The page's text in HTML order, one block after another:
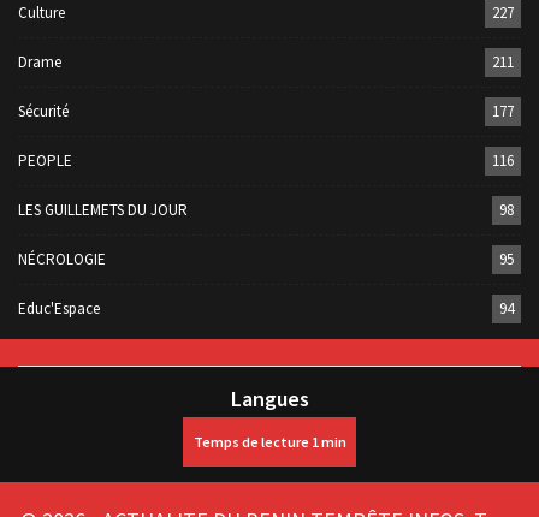
Culture 227
Drame 211
Sécurité 177
PEOPLE 116
LES GUILLEMETS DU JOUR 98
NÉCROLOGIE 95
Educ'Espace 94
Langues